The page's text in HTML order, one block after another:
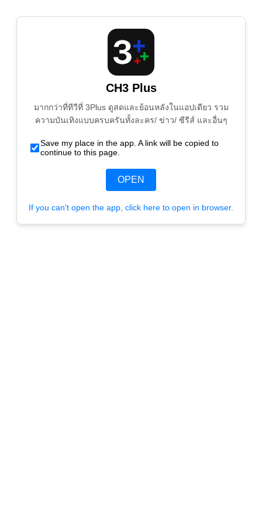
CH3 Plus
มากกว่าที่ทีวีที่ 3Plus ดูสดและย้อนหลังในแอปเดียว รวม
ความบันเทิงแบบครบครันทั้งละคร/ ข่าว/ ซีรีส์ และอื่นๆ
Save my place in the app. A link will be copied to
continue to this page.
OPEN
If you can't open the app, click here to open in browser.